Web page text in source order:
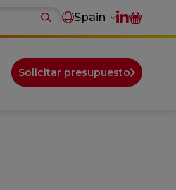
Spain
Solicitar presupuesto